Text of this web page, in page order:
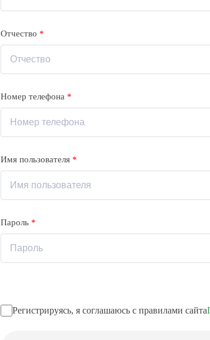
Отчество *
Номер телефона *
Имя пользователя *
Пароль *
Регистрируясь, я соглашаюсь с правилами сайта